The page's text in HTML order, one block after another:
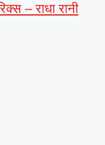
– राधा रानी